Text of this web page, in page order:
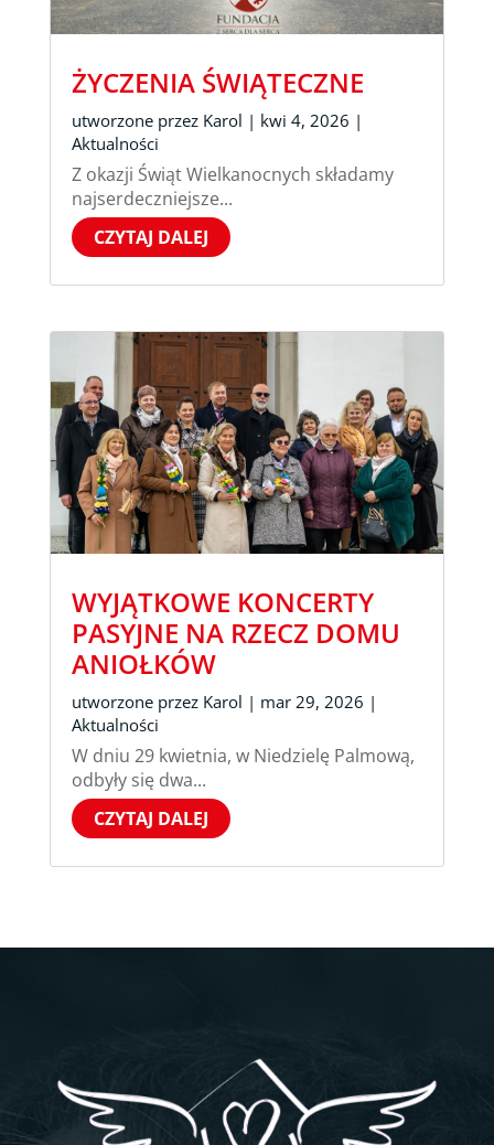
ŻYCZENIA ŚWIĄTECZNE
utworzone przez Karol | kwi 4, 2026 |
Aktualności
Z okazji Świąt Wielkanocnych składamy
najserdeczniejsze...
CZYTAJ DALEJ
WYJĄTKOWE KONCERTY
PASYJNE NA RZECZ DOMU
ANIOŁKÓW
utworzone przez Karol | mar 29, 2026 |
Aktualności
W dniu 29 kwietnia, w Niedzielę Palmową,
odbyły się dwa...
CZYTAJ DALEJ